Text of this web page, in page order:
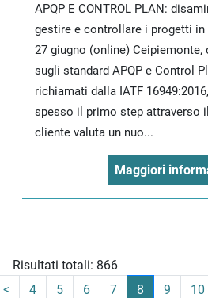
APQP E CONTROL PLAN:
gestire e controllare i progetti
27 giugno (online) Ceipiemonte,
sugli standard APQP e Control
richiamati dalla IATF
spesso il primo step attraverso
cliente valuta un nuo...
Maggiori
Risultati totali: 866
<
4 5 6 7 8 9 10